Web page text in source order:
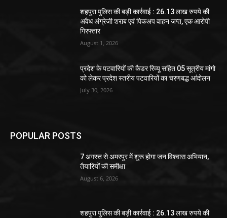
शहपुरा पुलिस की बड़ी कार्रवाई : 26.13 लाख रुपये की
अवैध अंग्रेजी शराब एवं पिकअप वाहन जप्त, एक आरोपी
गिरफ्तार
August 1, 2026
प्रदेश के पटवारियों की कैडर रिव्यू सहित 05 सूत्रीय मांगो
को लेकर प्रदेश स्तरीय पटवारियों का चरणबद्ध आंदोलन
July 30, 2026
POPULAR POSTS
7 अगस्त से अमरपुर में शुरू होगा जन विश्वास अभियान,
तैयारियों की समीक्षा
August 6, 2026
शहपुरा पुलिस की बड़ी कार्रवाई : 26.13 लाख रुपये की